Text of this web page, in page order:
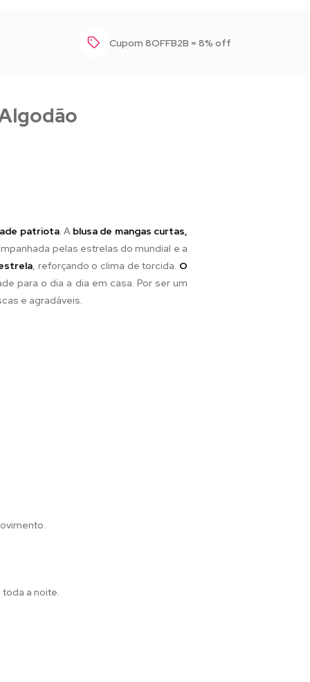
Cupom 8OFFB2B = 8% off
patriota. A blusa de mangas curtas,
pelas estrelas do mundial e a
, reforçando o clima de torcida. O
para o dia a dia em casa. Por ser um
e agradáveis.
a noite.